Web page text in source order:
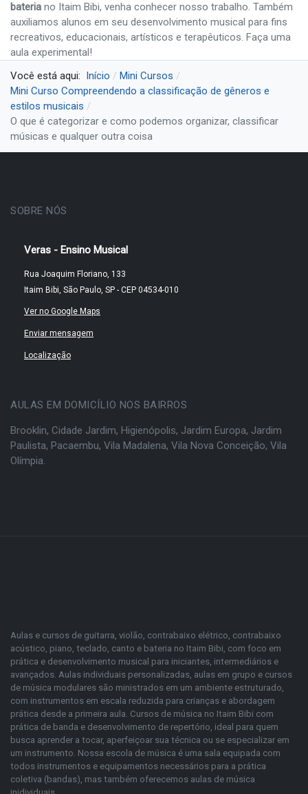
bateria no Itaim Bibi, venha conhecer nosso trabalho. Também
auxiliamos alunos em seu desenvolvimento musical para fins
recreativos, educacionais, artísticos e terapêuticos. Faça uma
aula experimental!
Você está aqui: Início
Mini Cursos
Mini Curso Compreendendo a classificação de gêneros e
estilos musicais
O que é categorizar e como podemos organizar, classificar
músicas e qualquer outra coisa
SOBRE NÓS
Veras - Ensino Musical
Rua Joaquim Floriano, 133
Itaim Bibi, São Paulo, SP - CEP 04534-010
Ver no Google Maps
Enviar mensagem
Localização
AULAS EM DOMICÍLIO NOS BAIRROS
Brooklin, Cidade Jardim, Higienópolis, Jardim Europa, Jardim
Paulista, Pacaembu, Vila Madalena, Vila Nova Conceição, Vila
Olímpia.
Aulas e cursos de guitarra, violão, contrabaixo elétrico, contrabaixo
acústico, piano, teclado, canto e bateria no Itaim Bibi, com foco em
prática e desenvolvimento musical para iniciantes, intermediários e
avançados. Aulas individuais personalizadas, aulas em grupo e cursos
de música modulares são ministrados em um ambiente estruturado,
com instrumentos em escala reduzida para crianças e abordagem
prática desde a primeira aula. Cursos de música no Itaim Bibi com
prática de banda e desenvolvimento de repertório, ideal para quem
busca aprender a tocar, aperfeiçoar sua técnica ou se especializar em
um instrumento. Nossa escola de música é uma sala equipada com
todos instrumentos e equipamentos necessários para a prática
coletiva (bandas), mas também oferecemos aulas de música
inidividuais